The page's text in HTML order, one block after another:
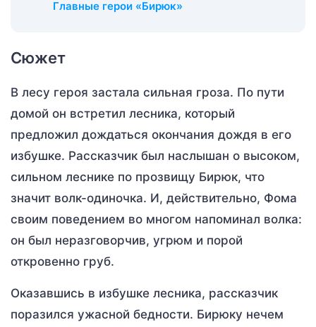
Главные герои «Бирюк»
Сюжет
В лесу героя застала сильная гроза. По пути
домой он встретил лесника, который
предложил дождаться окончания дождя в его
избушке. Рассказчик был наслышан о высоком,
сильном леснике по прозвищу Бирюк, что
значит волк-одиночка. И, действительно, Фома
своим поведением во многом напоминал волка:
он был неразговорчив, угрюм и порой
откровенно груб.
Оказавшись в избушке лесника, рассказчик
поразился ужасной бедности. Бирюку нечем